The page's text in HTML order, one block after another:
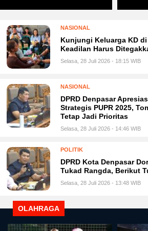
NASIONAL
Kunjungi Keluarga KD
Keadilan Harus
Selasa, 28 Juli 2026 - 18:15 WIB
NASIONAL
DPRD Denpasar
Strategis PUPR 2025,
Tetap Jadi Prioritas
Selasa, 28 Juli 2026 - 14:46 WIB
POLITIK
DPRD Kota Denpasar
Tukad Rangda, Berikut
Selasa, 28 Juli 2026 - 13:48 WIB
OLAHRAGA